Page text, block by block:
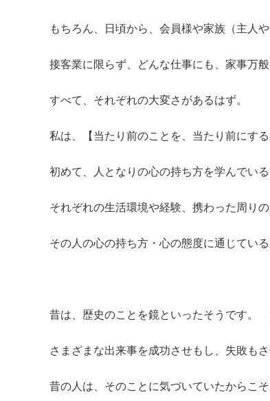
もちろん、日頃から、会員様や家族（主人
接客業に限らず、どんな仕事にも、家事万
すべて、それぞれの大変さがあるはず。
私は、【当たり前のことを、当たり前にす
初めて、人となりの心の持ち方を学んでいる
それぞれの生活環境や経験、携わった周り
その人の心の持ち方・心の態度に通じてい
昔は、歴史のことを鏡といったそうです。
さまざまな出来事を成功させもし、失敗もさ
昔の人は、そのことに気づいていたからこ